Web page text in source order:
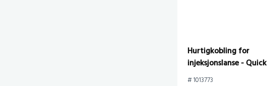
Hurtigkobling for
injeksjonslanse - Quick
connect M10x1
# 1013773